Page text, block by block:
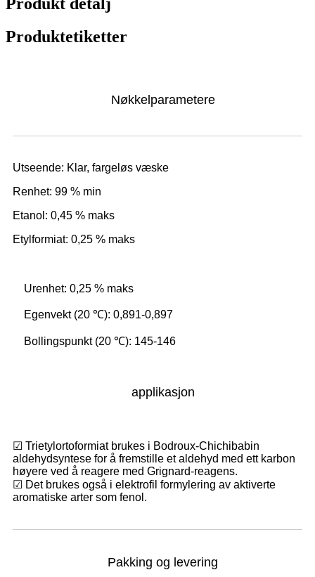
Produktetiketter
Nøkkelparametere
Utseende: Klar, fargeløs væske
Renhet: 99 % min
Etanol: 0,45 % maks
Etylformiat: 0,25 % maks
Urenhet: 0,25 % maks
Egenvekt (20 ℃): 0,891-0,897
Bollingspunkt (20 ℃): 145-146
applikasjon
☑ Trietylortoformiat brukes i Bodroux-Chichibabin
aldehydsyntese for å fremstille et aldehyd med ett karbon
høyere ved å reagere med Grignard-reagens.
☑ Det brukes også i elektrofil formylering av aktiverte
aromatiske arter som fenol.
Pakking og levering